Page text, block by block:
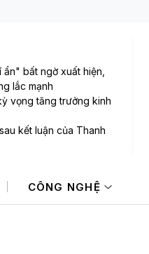
bất ngờ xuất hiện,
lắc mạnh
vọng tăng trưởng kinh
kết luận của Thanh
TP.HCM lên tiếng sau
CÔNG NGHỆ